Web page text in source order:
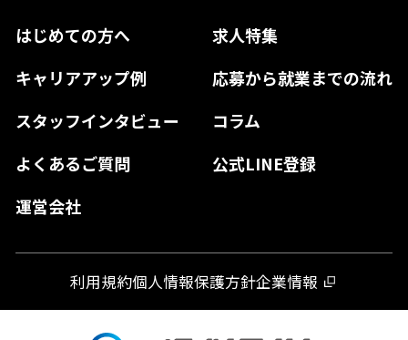
はじめての方へ
求人特集
キャリアアップ例
応募から就業までの流れ
スタッフインタビュー
コラム
よくあるご質問
公式LINE登録
運営会社
奈良県
和歌山県
島根県
山口県
徳島県
熊本県
宮崎県
鹿児島県
利用規約個人情報保護方針企業情報